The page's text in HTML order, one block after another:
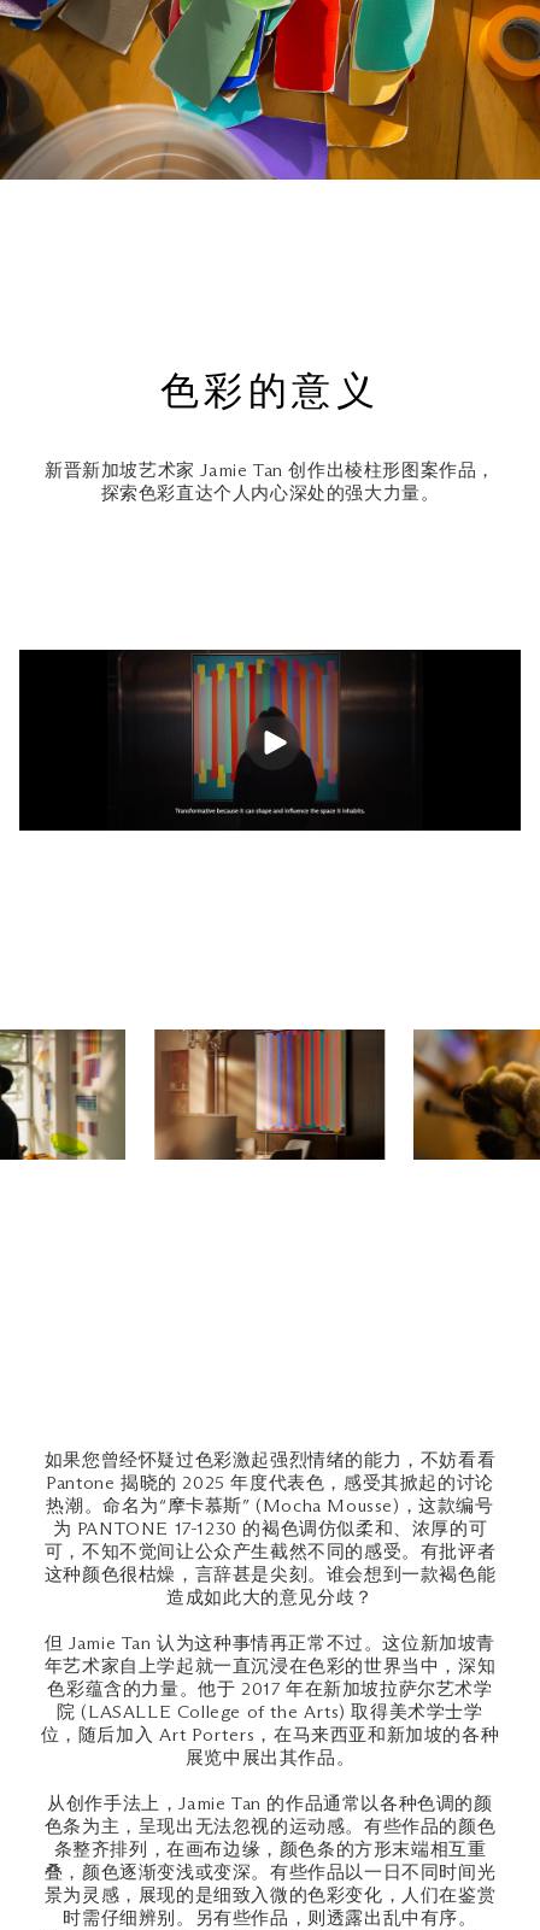
色彩的意义
新晋新加坡艺术家 Jamie Tan 创作出棱柱形图案作品，
探索色彩直达个人内心深处的强大力量。
如果您曾经怀疑过色彩激起强烈情绪的能力，不妨看看
Pantone 揭晓的 2025 年度代表色，感受其掀起的讨论
热潮。命名为“摩卡慕斯” (Mocha Mousse)，这款编号
为 PANTONE 17-1230 的褐色调仿似柔和、浓厚的可
可，不知不觉间让公众产生截然不同的感受。有批评者
这种颜色很枯燥，言辞甚是尖刻。谁会想到一款褐色能
造成如此大的意见分歧？
但 Jamie Tan 认为这种事情再正常不过。这位新加坡青
年艺术家自上学起就一直沉浸在色彩的世界当中，深知
色彩蕴含的力量。他于 2017 年在新加坡拉萨尔艺术学
院 (LASALLE College of the Arts) 取得美术学士学
位，随后加入 Art Porters，在马来西亚和新加坡的各种
展览中展出其作品。
从创作手法上，Jamie Tan 的作品通常以各种色调的颜
色条为主，呈现出无法忽视的运动感。有些作品的颜色
条整齐排列，在画布边缘，颜色条的方形末端相互重
叠，颜色逐渐变浅或变深。有些作品以一日不同时间光
景为灵感，展现的是细致入微的色彩变化，人们在鉴赏
时需仔细辨别。另有些作品，则透露出乱中有序。